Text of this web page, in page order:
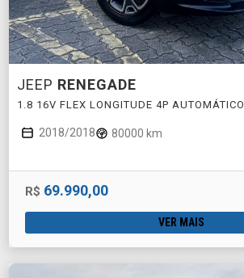
JEEP RENEGADE
1.8 16V FLEX LONGITUDE 4P AUTOMÁTICO
2018/2018 80000 km
R$ 69.990,00
VER MAIS